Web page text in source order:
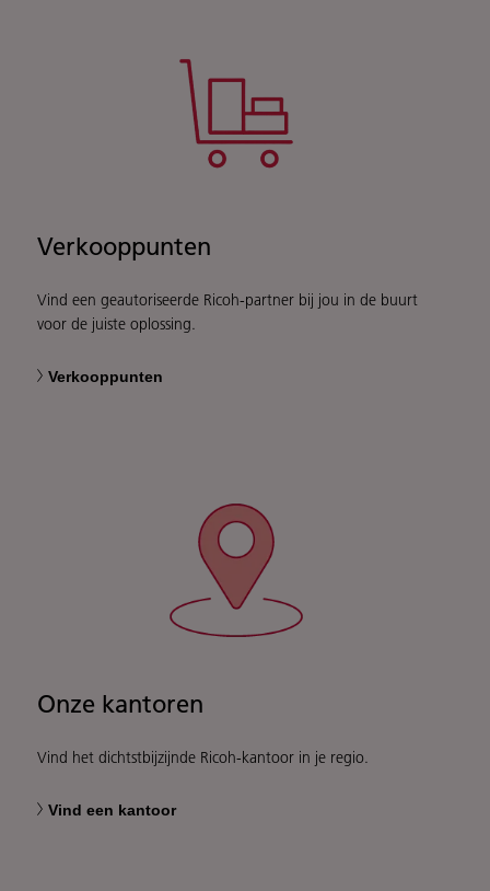
Verkooppunten
Vind een geautoriseerde Ricoh-partner bij jou in de buurt
voor de juiste oplossing.
Verkooppunten
Onze kantoren
Vind het dichtstbijzijnde Ricoh-kantoor in je regio.
Vind een kantoor